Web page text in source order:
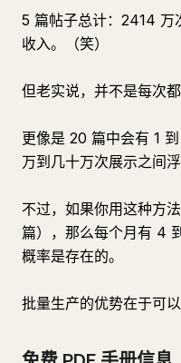
5 篇帖子总计：2414 万
收入。（笑）
但老实说，并不是每次
更像是 20 篇中会有 1
万到几十万次展示之间浮
不过，如果你用这种方
篇），那么每个月有 4
概率是存在的。
批量生产的优势在于可以